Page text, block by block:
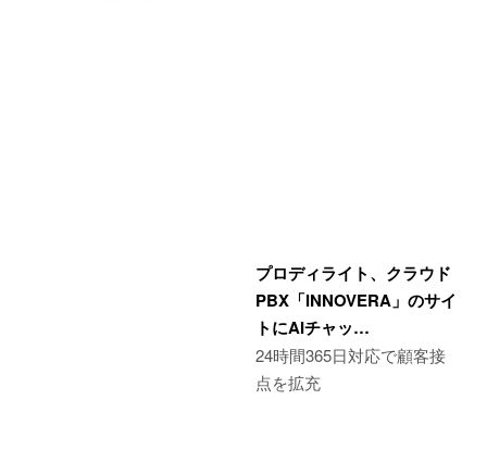
プロディライト、クラウド
PBX「INNOVERA」のサイ
トにAIチャッ…
24時間365日対応で顧客接
点を拡充